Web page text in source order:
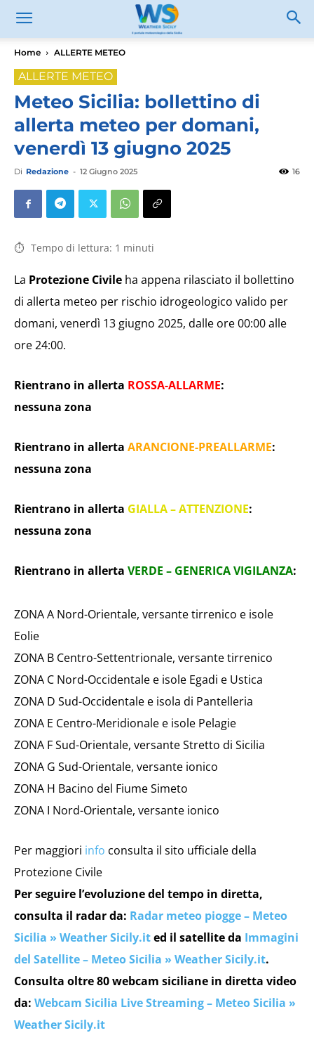
Home ALLERTE METEO
ALLERTE METEO
Meteo Sicilia: bollettino di
allerta meteo per domani,
venerdì 13 giugno 2025
Di Redazione - 12 Giugno 2025 16
Tempo di lettura: 1 minuti
La Protezione Civile ha appena rilasciato il bollettino
di allerta meteo per rischio idrogeologico valido per
domani, venerdì 13 giugno 2025, dalle ore 00:00 alle
ore 24:00.
Rientrano in allerta ROSSA-ALLARME:
nessuna zona
Rientrano in allerta ARANCIONE-PREALLARME:
nessuna zona
Rientrano in allerta GIALLA – ATTENZIONE:
nessuna zona
Rientrano in allerta VERDE – GENERICA VIGILANZA:
ZONA A Nord-Orientale, versante tirrenico e isole
Eolie
ZONA B Centro-Settentrionale, versante tirrenico
ZONA C Nord-Occidentale e isole Egadi e Ustica
ZONA D Sud-Occidentale e isola di Pantelleria
ZONA E Centro-Meridionale e isole Pelagie
ZONA F Sud-Orientale, versante Stretto di Sicilia
ZONA G Sud-Orientale, versante ionico
ZONA H Bacino del Fiume Simeto
ZONA I Nord-Orientale, versante ionico
Per maggiori info consulta il sito ufficiale della
Protezione Civile
Per seguire l’evoluzione del tempo in diretta,
consulta il radar da: Radar meteo piogge – Meteo
Sicilia » Weather Sicily.ited il satellite da Immagini
del Satellite – Meteo Sicilia » Weather Sicily.it.
Consulta oltre 80 webcam siciliane in diretta video
da: Webcam Sicilia Live Streaming – Meteo Sicilia »
Weather Sicily.it